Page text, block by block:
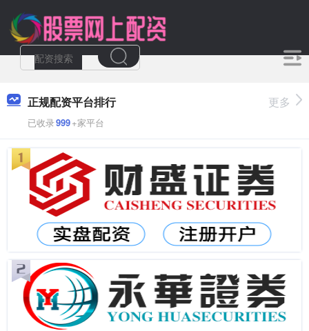
正规配资平台排行
已收录999+家平台
更多